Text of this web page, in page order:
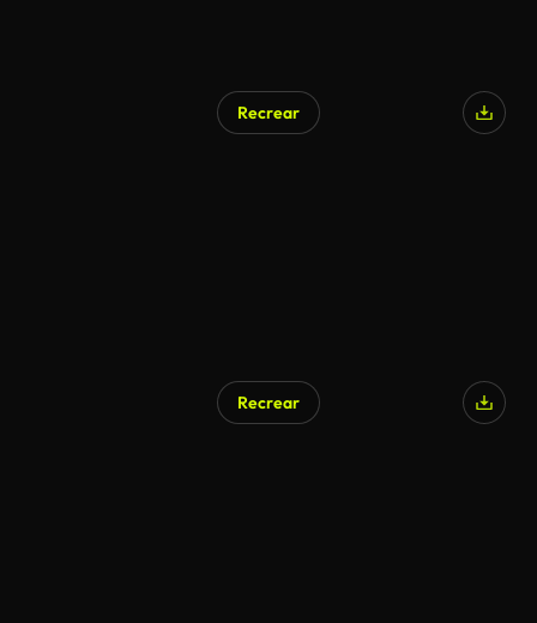
Recrear
Recrear